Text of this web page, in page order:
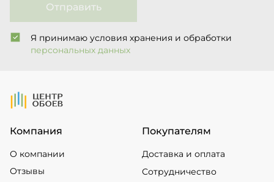
Отправить
Я принимаю условия хранения и обработки
персональных данных
На Главную
Компания
О компании
Отзывы
Покупателям
Доставка и оплата
Сотрудничество